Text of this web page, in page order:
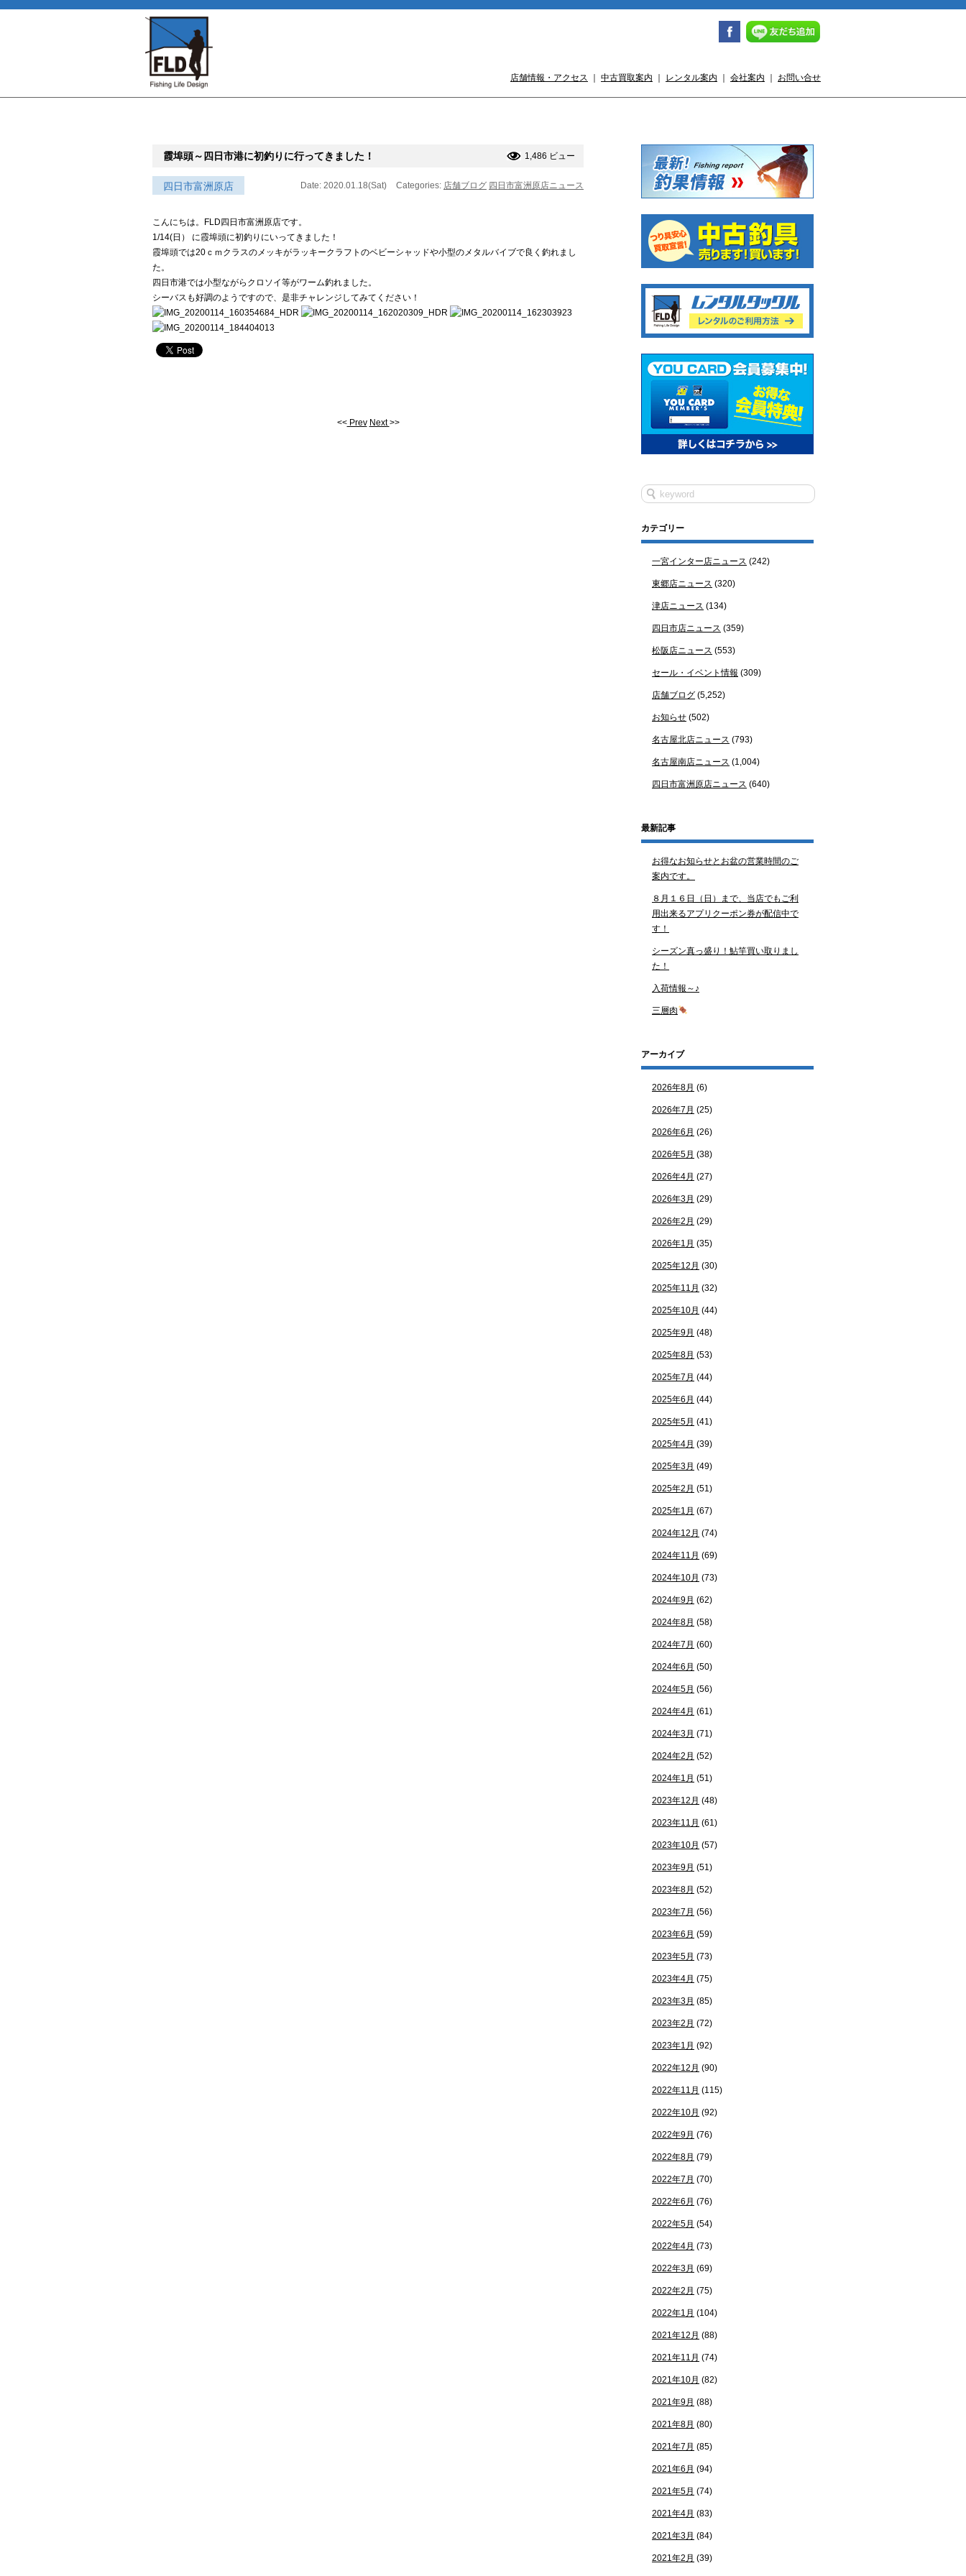
店舗情報・アクセス 中古買取案内 レンタル案内 会社案内 お問い合せ
霞埠頭～四日市港に初釣りに行ってきました！ 1,486 ビュー
四日市富洲原店 Date: 2020.01.18(Sat) Categories: 店舗ブログ 四日市富洲原店ニュース
こんにちは。FLD四日市富洲原店です。
1/14(日） に霞埠頭に初釣りにいってきました！
霞埠頭では20ｃｍクラスのメッキがラッキークラフトのベビーシャッドや小型のメタルバイブで良く釣れまし
た。
四日市港では小型ながらクロソイ等がワーム釣れました。
シーバスも好調のようですので、是非チャレンジしてみてください！
<<Prev Next>>
カテゴリー
一宮インター店ニュース (242)
東郷店ニュース (320)
津店ニュース (134)
四日市店ニュース (359)
松阪店ニュース (553)
セール・イベント情報 (309)
店舗ブログ (5,252)
お知らせ (502)
名古屋北店ニュース (793)
名古屋南店ニュース (1,004)
四日市富洲原店ニュース (640)
最新記事
お得なお知らせとお盆の営業時間のご
案内です。
８月１６日（日）まで、当店でもご利
用出来るアプリクーポン券が配信中で
す！
シーズン真っ盛り！鮎竿買い取りまし
た！
入荷情報～♪
三層肉
アーカイブ
2026年8月 (6)
2026年7月 (25)
2026年6月 (26)
2026年5月 (38)
2026年4月 (27)
2026年3月 (29)
2026年2月 (29)
2026年1月 (35)
2025年12月 (30)
2025年11月 (32)
2025年10月 (44)
2025年9月 (48)
2025年8月 (53)
2025年7月 (44)
2025年6月 (44)
2025年5月 (41)
2025年4月 (39)
2025年3月 (49)
2025年2月 (51)
2025年1月 (67)
2024年12月 (74)
2024年11月 (69)
2024年10月 (73)
2024年9月 (62)
2024年8月 (58)
2024年7月 (60)
2024年6月 (50)
2024年5月 (56)
2024年4月 (61)
2024年3月 (71)
2024年2月 (52)
2024年1月 (51)
2023年12月 (48)
2023年11月 (61)
2023年10月 (57)
2023年9月 (51)
2023年8月 (52)
2023年7月 (56)
2023年6月 (59)
2023年5月 (73)
2023年4月 (75)
2023年3月 (85)
2023年2月 (72)
2023年1月 (92)
2022年12月 (90)
2022年11月 (115)
2022年10月 (92)
2022年9月 (76)
2022年8月 (79)
2022年7月 (70)
2022年6月 (76)
2022年5月 (54)
2022年4月 (73)
2022年3月 (69)
2022年2月 (75)
2022年1月 (104)
2021年12月 (88)
2021年11月 (74)
2021年10月 (82)
2021年9月 (88)
2021年8月 (80)
2021年7月 (85)
2021年6月 (94)
2021年5月 (74)
2021年4月 (83)
2021年3月 (84)
2021年2月 (39)